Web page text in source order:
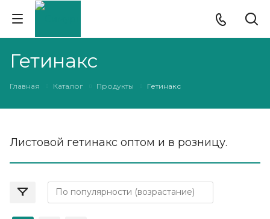
Гетинакс
Главная Каталог Продукты Гетинакс
Листовой гетинакс оптом и в розницу.